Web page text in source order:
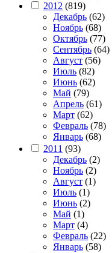
2012 (819)
Декабрь (62)
Ноябрь (68)
Октябрь (77)
Сентябрь (64)
Август (56)
Июль (82)
Июнь (62)
Май (79)
Апрель (61)
Март (62)
Февраль (78)
Январь (68)
2011 (93)
Декабрь (2)
Ноябрь (2)
Август (1)
Июль (1)
Июнь (2)
Май (1)
Март (4)
Февраль (22)
Январь (58)